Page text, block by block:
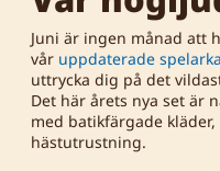
Juni är ingen månad att
vår uppdaterade
uttrycka dig på det
Det här årets nya set är
med batikfärgade
hästutrustning.